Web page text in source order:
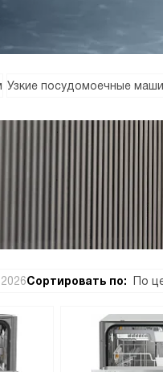
Узкие посудомоечные
Сортировать по: По